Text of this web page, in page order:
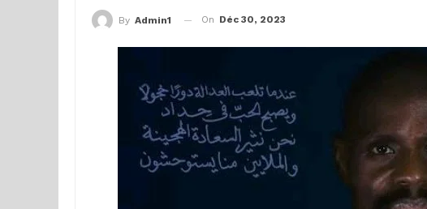
By Admin1 On Déc 30, 2023